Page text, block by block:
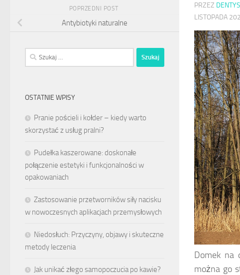
PRZEZ
LISTOPADA
Domek na
można go
POPRZEDNI POST
Antybiotyki naturalne
Szukaj:
OSTATNIE WPISY
Pranie pościeli i kołder – kiedy warto
skorzystać z usług pralni?
Pudełka kaszerowane: doskonałe
połączenie estetyki i funkcjonalności w
opakowaniach
Zastosowanie przetworników siły nacisku
w nowoczesnych aplikacjach przemysłowych
Niedosłuch: Przyczyny, objawy i skuteczne
metody leczenia
Jak unikać złego samopoczucia po kawie?